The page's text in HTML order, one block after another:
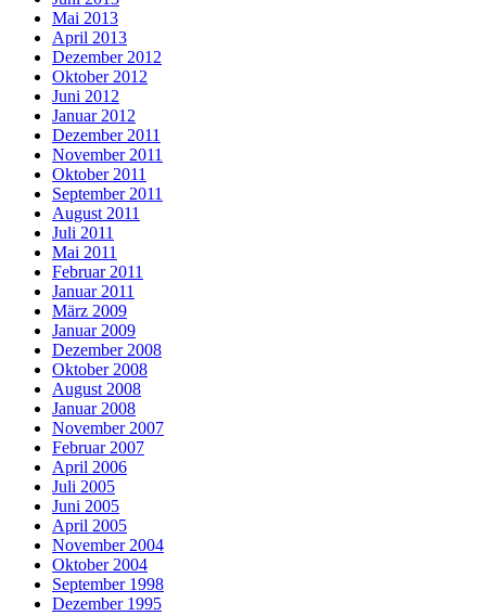
Mai 2013
April 2013
Dezember 2012
Oktober 2012
Juni 2012
Januar 2012
Dezember 2011
November 2011
Oktober 2011
September 2011
August 2011
Juli 2011
Mai 2011
Februar 2011
Januar 2011
März 2009
Januar 2009
Dezember 2008
Oktober 2008
August 2008
Januar 2008
November 2007
Februar 2007
April 2006
Juli 2005
Juni 2005
April 2005
November 2004
Oktober 2004
September 1998
Dezember 1995